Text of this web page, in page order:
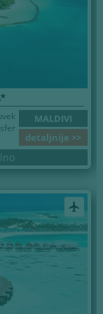
MALDIVI
detaljnije >>
airplanemode_active